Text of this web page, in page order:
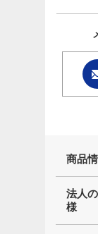
商品
法人
様